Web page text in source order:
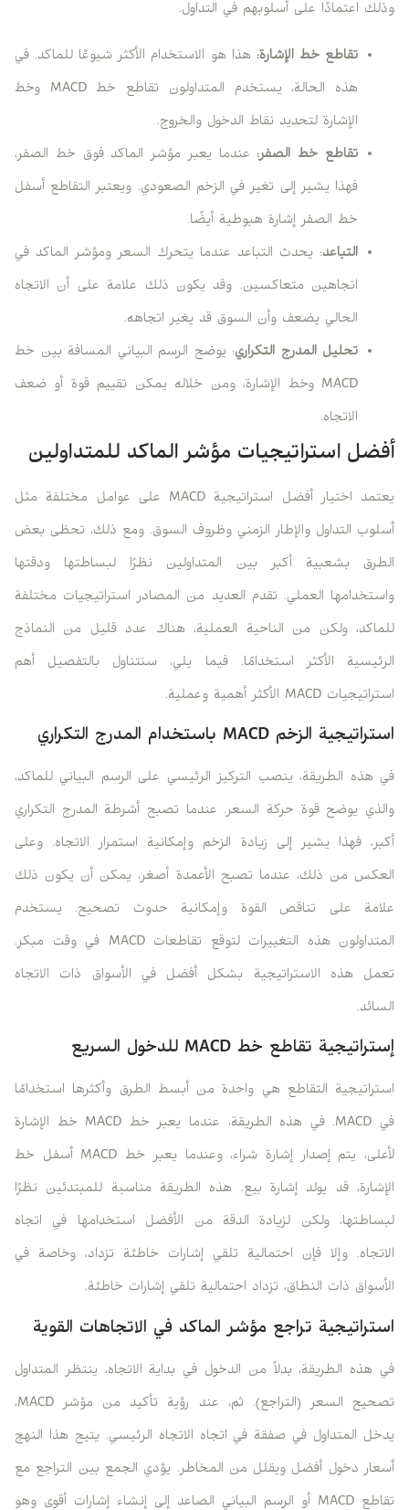
وذلك اعتمادًا على أسلوبهم في التداول.
تقاطع خط الإشارة: هذا هو الاستخدام الأكثر شيوعًا للماكد. في
هذه الحالة، يستخدم المتداولون تقاطع خط MACD وخط
الإشارة لتحديد نقاط الدخول والخروج.
تقاطع خط الصفر: عندما يعبر مؤشر الماكد فوق خط الصفر،
فهذا يشير إلى تغير في الزخم الصعودي. ويعتبر التقاطع أسفل
خط الصفر إشارة هبوطية أيضًا.
التباعد: يحدث التباعد عندما يتحرك السعر ومؤشر الماكد في
اتجاهين متعاكسين. وقد يكون ذلك علامة على أن الاتجاه
الحالي يضعف وأن السوق قد يغير اتجاهه.
تحليل المدرج التكراري: يوضح الرسم البياني المسافة بين خط
MACD وخط الإشارة، ومن خلاله يمكن تقييم قوة أو ضعف
الاتجاه.
أفضل استراتيجيات مؤشر الماكد للمتداولين
يعتمد اختيار أفضل استراتيجية MACD على عوامل مختلفة مثل
أسلوب التداول والإطار الزمني وظروف السوق. ومع ذلك، تحظى بعض
الطرق بشعبية أكبر بين المتداولين نظرًا لبساطتها ودقتها
واستخدامها العملي. تقدم العديد من المصادر استراتيجيات مختلفة
للماكد، ولكن من الناحية العملية، هناك عدد قليل من النماذج
الرئيسية الأكثر استخدامًا. فيما يلي، سنتناول بالتفصيل أهم
استراتيجيات MACD الأكثر أهمية وعملية.
استراتيجية الزخم MACD باستخدام المدرج التكراري
في هذه الطريقة، ينصب التركيز الرئيسي على الرسم البياني للماكد،
والذي يوضح قوة حركة السعر. عندما تصبح أشرطة المدرج التكراري
أكبر، فهذا يشير إلى زيادة الزخم وإمكانية استمرار الاتجاه. وعلى
العكس من ذلك، عندما تصبح الأعمدة أصغر، يمكن أن يكون ذلك
علامة على تناقص القوة وإمكانية حدوث تصحيح. يستخدم
المتداولون هذه التغييرات لتوقع تقاطعات MACD في وقت مبكر.
تعمل هذه الاستراتيجية بشكل أفضل في الأسواق ذات الاتجاه
السائد.
إستراتيجية تقاطع خط MACD للدخول السريع
استراتيجية التقاطع هي واحدة من أبسط الطرق وأكثرها استخدامًا
في MACD. في هذه الطريقة، عندما يعبر خط MACD خط الإشارة
لأعلى، يتم إصدار إشارة شراء، وعندما يعبر خط MACD أسفل خط
الإشارة، قد يولد إشارة بيع. هذه الطريقة مناسبة للمبتدئين نظرًا
لبساطتها، ولكن لزيادة الدقة من الأفضل استخدامها في اتجاه
الاتجاه. وإلا فإن احتمالية تلقي إشارات خاطئة تزداد، وخاصة في
الأسواق ذات النطاق، تزداد احتمالية تلقي إشارات خاطئة.
استراتيجية تراجع مؤشر الماكد في الاتجاهات القوية
في هذه الطريقة، بدلاً من الدخول في بداية الاتجاه، ينتظر المتداول
تصحيح السعر (التراجع). ثم، عند رؤية تأكيد من مؤشر MACD،
يدخل المتداول في صفقة في اتجاه الاتجاه الرئيسي. يتيح هذا النهج
أسعار دخول أفضل ويقلل من المخاطر. يؤدي الجمع بين التراجع مع
تقاطع MACD أو الرسم البياني الصاعد إلى إنشاء إشارات أقوى وهو